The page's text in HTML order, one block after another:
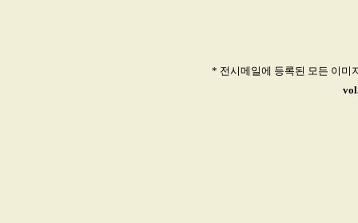
* 전시메일에 등록된 모든 이미